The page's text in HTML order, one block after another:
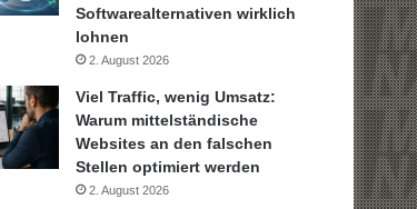
Softwarealternativen wirklich
lohnen
2. August 2026
Viel Traffic, wenig Umsatz:
Warum mittelständische
Websites an den falschen
Stellen optimiert werden
2. August 2026